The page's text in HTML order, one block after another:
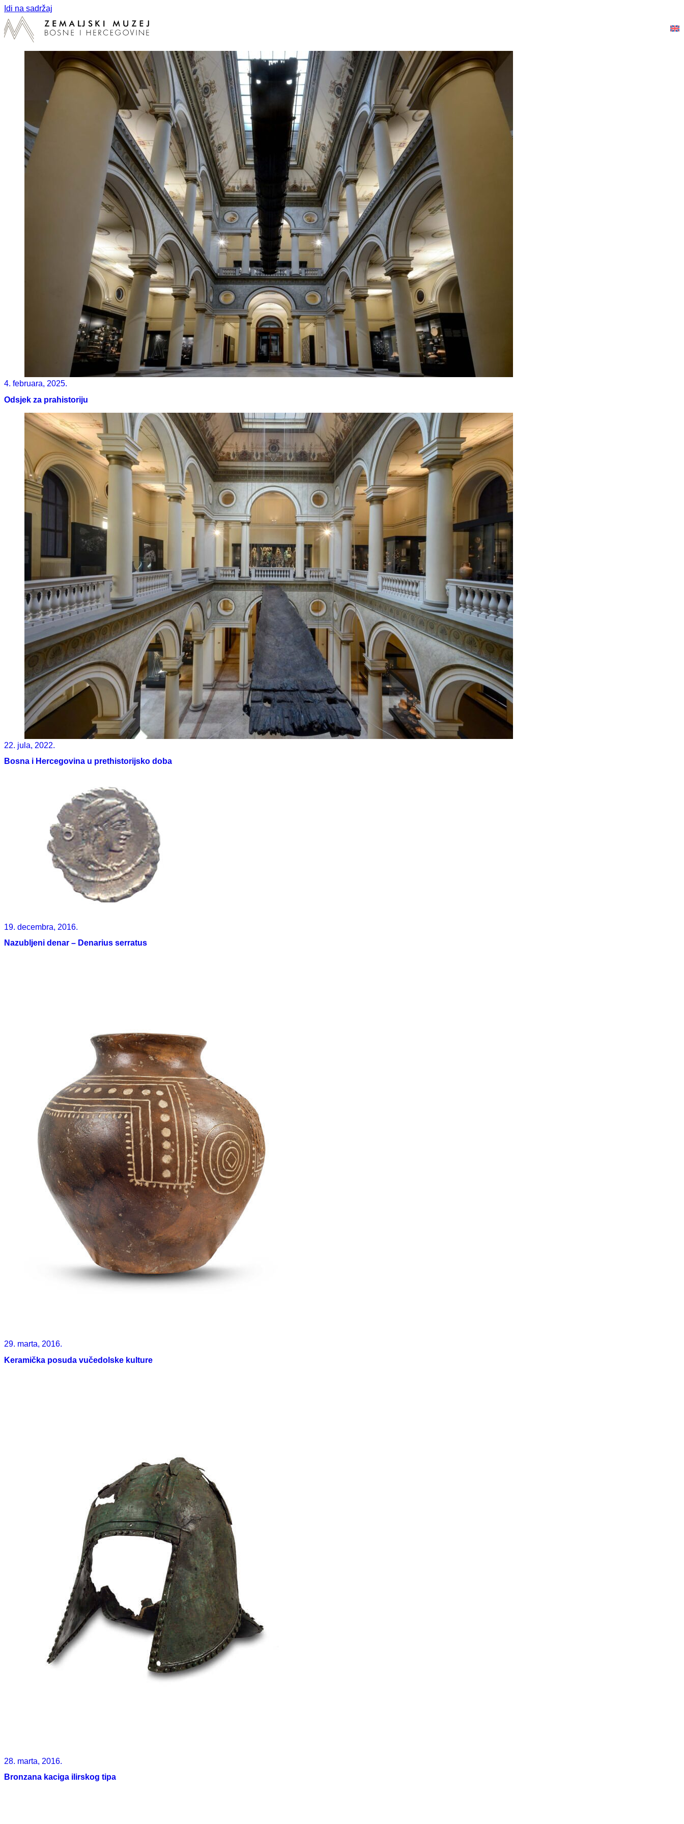
Idi na sadržaj
4. februara, 2025.
Odsjek za prahistoriju
22. jula, 2022.
Bosna i Hercegovina u prethistorijsko doba
19. decembra, 2016.
Nazubljeni denar – Denarius serratus
29. marta, 2016.
Keramička posuda vučedolske kulture
28. marta, 2016.
Bronzana kaciga ilirskog tipa